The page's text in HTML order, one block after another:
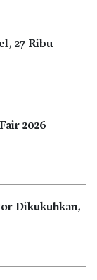
27 Ribu
2026
Dikukuhkan,